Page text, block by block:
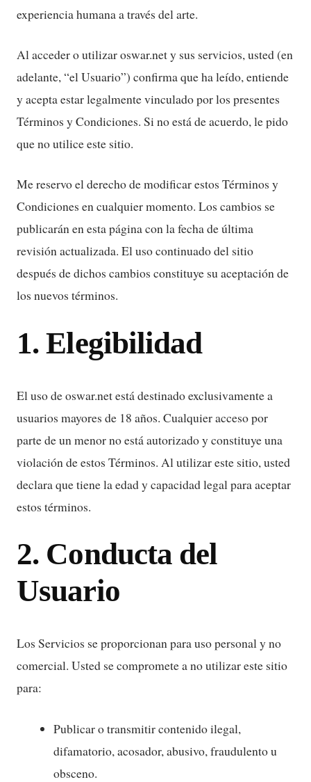
experiencia humana a través del arte.
Al acceder o utilizar oswar.net y sus servicios, usted (en
adelante, “el Usuario”) confirma que ha leído, entiende
y acepta estar legalmente vinculado por los presentes
Términos y Condiciones. Si no está de acuerdo, le pido
que no utilice este sitio.
Me reservo el derecho de modificar estos Términos y
Condiciones en cualquier momento. Los cambios se
publicarán en esta página con la fecha de última
revisión actualizada. El uso continuado del sitio
después de dichos cambios constituye su aceptación de
los nuevos términos.
1. Elegibilidad
El uso de oswar.net está destinado exclusivamente a
usuarios mayores de 18 años. Cualquier acceso por
parte de un menor no está autorizado y constituye una
violación de estos Términos. Al utilizar este sitio, usted
declara que tiene la edad y capacidad legal para aceptar
estos términos.
2. Conducta del
Usuario
Los Servicios se proporcionan para uso personal y no
comercial. Usted se compromete a no utilizar este sitio
para:
Publicar o transmitir contenido ilegal,
difamatorio, acosador, abusivo, fraudulento u
obsceno.